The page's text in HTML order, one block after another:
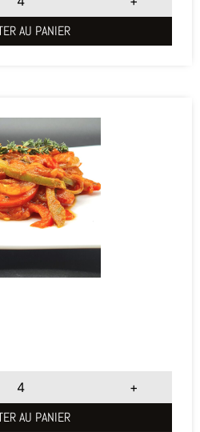
AU PANIER
+
AU PANIER